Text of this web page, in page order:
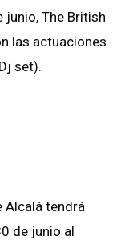
junio, The British
las actuaciones
set).
Alcalá tendrá
de junio al